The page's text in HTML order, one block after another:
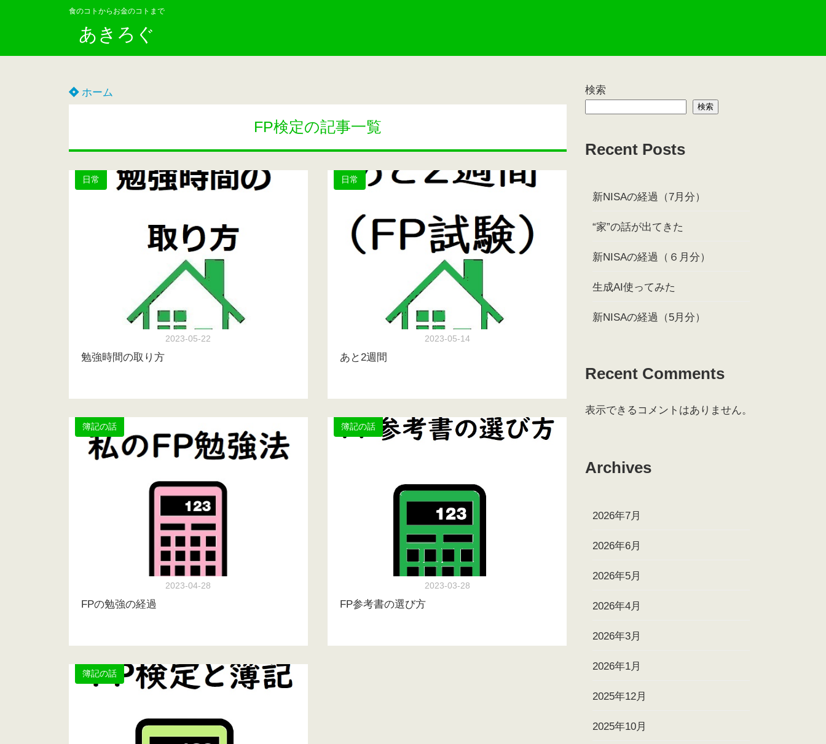
食のコトからお金のコトまで
あきろぐ
ホーム
FP検定の記事一覧
日常
2023-05-22
勉強時間の取り方
日常
2023-05-14
あと2週間
簿記の話
2023-04-28
FPの勉強の経過
簿記の話
2023-03-28
FP参考書の選び方
簿記の話
検索
検索
Recent Posts
新NISAの経過（7月分）
“家”の話が出てきた
新NISAの経過（６月分）
生成AI使ってみた
新NISAの経過（5月分）
Recent Comments
表示できるコメントはありません。
Archives
2026年7月
2026年6月
2026年5月
2026年4月
2026年3月
2026年1月
2025年12月
2025年10月